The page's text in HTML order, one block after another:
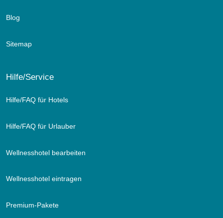
Blog
Sitemap
Hilfe/Service
Hilfe/FAQ für Hotels
Hilfe/FAQ für Urlauber
Wellnesshotel bearbeiten
Wellnesshotel eintragen
Premium-Pakete